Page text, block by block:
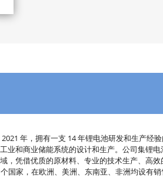
年，拥有一支 14 年锂电池研发和生产经
业和商业储能系统的设计和生产。公司集锂
，凭借优质的原材料、专业的技术生产、高
国家，在欧洲、美洲、东南亚、非洲均设有销